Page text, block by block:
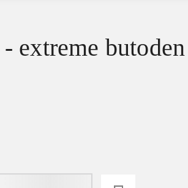
extreme butoden